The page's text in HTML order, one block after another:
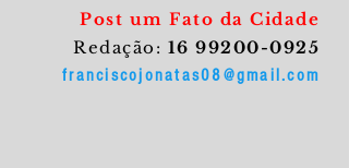
Post um Fato da Cidade
Redação: 16 99200-0925
franciscojonatas08@gmail.com